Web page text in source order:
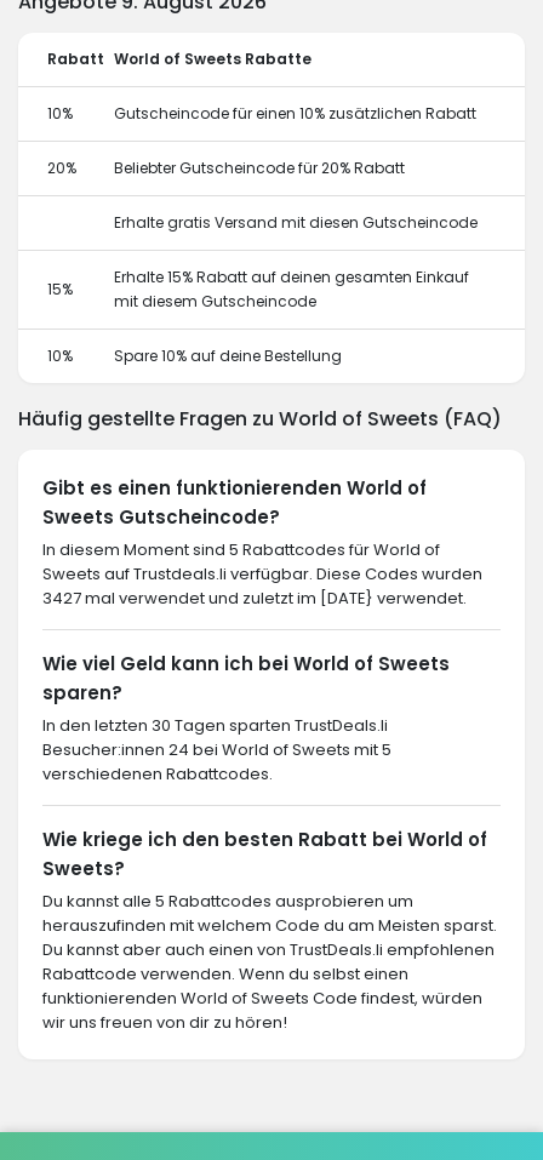
Rabatt World of Sweets Rabatte
10% Gutscheincode für einen 10% zusätzlichen Rabatt
20% Beliebter Gutscheincode für 20% Rabatt
Erhalte gratis Versand mit diesen Gutscheincode
15%
Erhalte 15% Rabatt auf deinen gesamten Einkauf
mit diesem Gutscheincode
10% Spare 10% auf deine Bestellung
Häufig gestellte Fragen zu World of Sweets (FAQ)
Gibt es einen funktionierenden World of
Sweets Gutscheincode?
In diesem Moment sind 5 Rabattcodes für World of
Sweets auf Trustdeals.li verfügbar. Diese Codes wurden
3427 mal verwendet und zuletzt im [DATE} verwendet.
Wie viel Geld kann ich bei World of Sweets
sparen?
In den letzten 30 Tagen sparten TrustDeals.li
Besucher:innen 24 bei World of Sweets mit 5
verschiedenen Rabattcodes.
Wie kriege ich den besten Rabatt bei World of
Sweets?
Du kannst alle 5 Rabattcodes ausprobieren um
herauszufinden mit welchem Code du am Meisten sparst.
Du kannst aber auch einen von TrustDeals.li empfohlenen
Rabattcode verwenden. Wenn du selbst einen
funktionierenden World of Sweets Code findest, würden
wir uns freuen von dir zu hören!